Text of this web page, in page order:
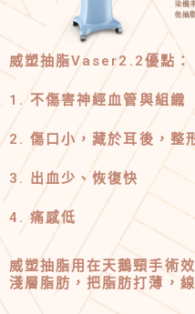
威塑抽脂Vaser2.2優點：
1. 不傷害神經血管與組織
2. 傷口小，藏於耳後，整
3. 出血少、恢復快
4. 痛感低
威塑抽脂用在天鵝頸手術
淺層脂肪，把脂肪打薄，